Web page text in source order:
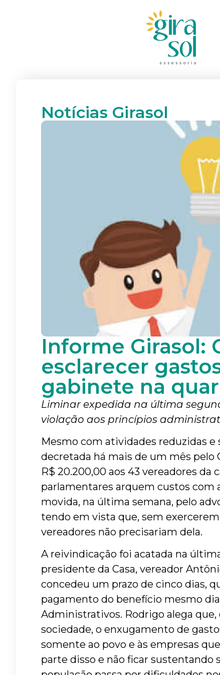
Notícias Girasol
Informe Girasol:
esclarecer
gabinete na
Liminar expedida na última
violação aos princípios
Mesmo com atividades reduzidas
decretada há mais de um mês pelo
R$ 20.200,00 aos 43 vereadores
parlamentares arquem custos com
movida, na última semana, pelo
tendo em vista que, sem
vereadores não precisariam dela.
A reivindicação foi acatada na
presidente da Casa, vereador
concedeu um prazo de cinco dias,
pagamento do benefício mesmo
Administrativos. Rodrigo alega que,
sociedade, o enxugamento de
somente ao povo e às empresas
parte disso e não ficar sustentando